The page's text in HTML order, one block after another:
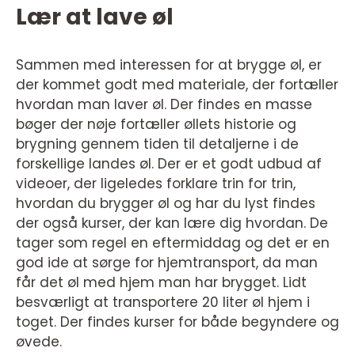
Lær at lave øl
Sammen med interessen for at brygge øl, er
der kommet godt med materiale, der fortæller
hvordan man laver øl. Der findes en masse
bøger der nøje fortæller øllets historie og
brygning gennem tiden til detaljerne i de
forskellige landes øl. Der er et godt udbud af
videoer, der ligeledes forklare trin for trin,
hvordan du brygger øl og har du lyst findes
der også kurser, der kan lære dig hvordan. De
tager som regel en eftermiddag og det er en
god ide at sørge for hjemtransport, da man
får det øl med hjem man har brygget. Lidt
besværligt at transportere 20 liter øl hjem i
toget. Der findes kurser for både begyndere og
øvede.